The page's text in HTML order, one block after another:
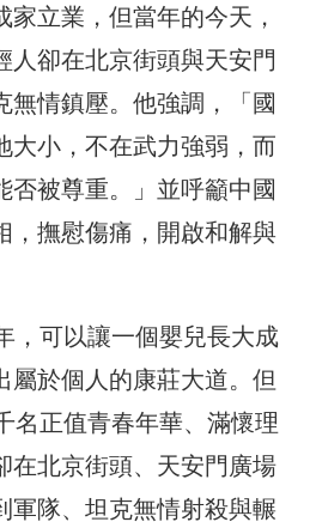
立業，但當年的今天，
人卻在北京街頭與天安門
無情鎮壓。他強調，「國
大小，不在武力強弱，而
否被尊重。」並呼籲中國
，撫慰傷痛，開啟和解與
，可以讓一個嬰兒長大成
屬於個人的康莊大道。但
名正值青春年華、滿懷理
在北京街頭、天安門廣場
軍隊、坦克無情射殺與輾